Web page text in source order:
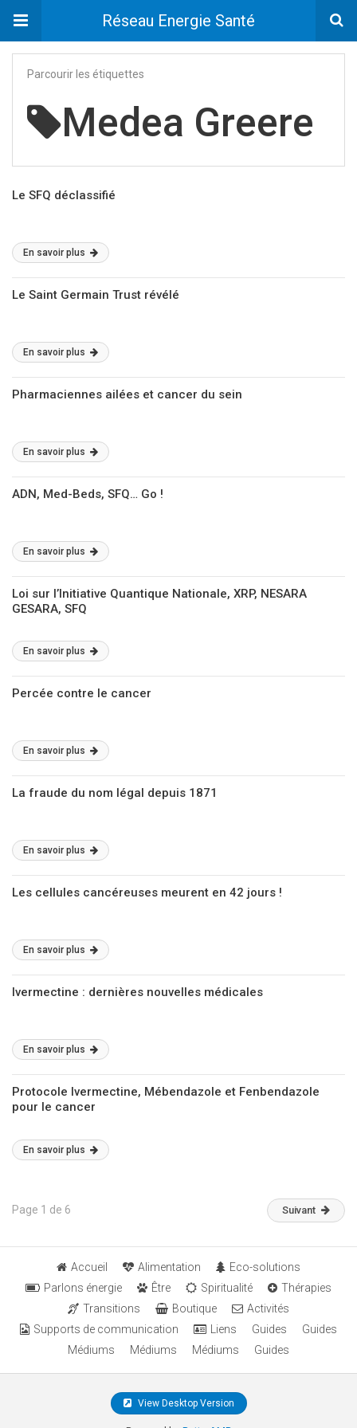
Réseau Energie Santé
Parcourir les étiquettes
Medea Greere
Le SFQ déclassifié
En savoir plus
Le Saint Germain Trust révélé
En savoir plus
Pharmaciennes ailées et cancer du sein
En savoir plus
ADN, Med-Beds, SFQ… Go !
En savoir plus
Loi sur l’Initiative Quantique Nationale, XRP, NESARA
GESARA, SFQ
En savoir plus
Percée contre le cancer
En savoir plus
La fraude du nom légal depuis 1871
En savoir plus
Les cellules cancéreuses meurent en 42 jours !
En savoir plus
Ivermectine : dernières nouvelles médicales
En savoir plus
Protocole Ivermectine, Mébendazole et Fenbendazole
pour le cancer
En savoir plus
Page 1 de 6 Suivant
Accueil Alimentation
Eco-solutions
Parlons énergie
Être Spiritualité
Thérapies
Transitions
Boutique
Activités
Supports de communication
Liens Guides
Guides
Médiums
Médiums Médiums Guides
View Desktop Version